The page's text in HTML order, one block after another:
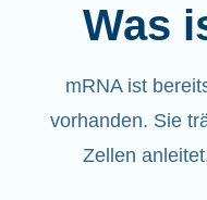
Was
mRNA ist
vorhanden. Sie
Zellen